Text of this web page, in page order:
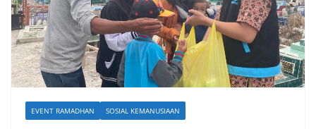
EVENT RAMADHAN SOSIAL KEMANUSIAAN